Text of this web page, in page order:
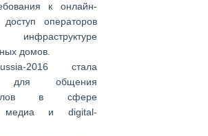
к онлайн-
доступ операторов
домов.
2016 стала
для общения
в сфере
медиа и digital-